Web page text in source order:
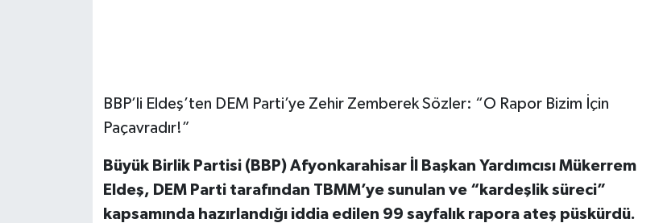
BBP’li Eldeş’ten DEM Parti’ye Zehir Zemberek Sözler: “O Rapor Bizim İçin
Paçavradır!”
Büyük Birlik Partisi (BBP) Afyonkarahisar İl Başkan Yardımcısı Mükerrem
Eldeş, DEM Parti tarafından TBMM’ye sunulan ve “kardeşlik süreci”
kapsamında hazırlandığı iddia edilen 99 sayfalık rapora ateş püskürdü.